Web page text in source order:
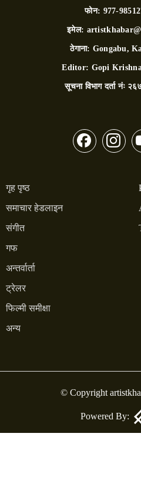
फोन: 977-
इमेल:
ठेगाना: Gongabu,
Editor: Gopi
सूचना विभाग दर्ता नंः
गृह पृष्ठ
समाचार हेडलाइन
संगीत
गफ
अन्तर्वार्ता
ट्रेलर
फिल्मी समीक्षा
अन्य
© Copyright
Powered By: